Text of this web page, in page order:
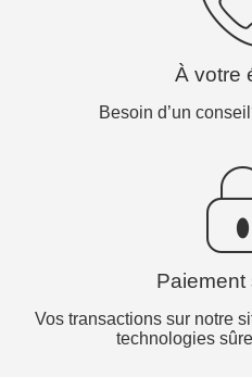
À votre
Besoin d’un
Paiement
Vos transactions sur notre
technologies